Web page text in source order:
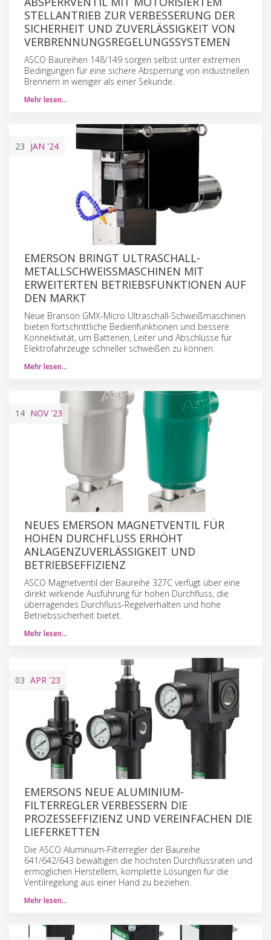
STELLANTRIEB ZUR VERBESSERUNG DER
SICHERHEIT UND ZUVERLÄSSIGKEIT VON
VERBRENNUNGSREGELUNGSSYSTEMEN
ASCO Baureihen 148/149 sorgen selbst unter extremen
Bedingungen für eine sichere Absperrung von industriellen
Brennern in weniger als einer Sekunde.
Mehr lesen…
23 JAN '24
EMERSON BRINGT ULTRASCHALL-
METALLSCHWEISSMASCHINEN MIT E
RWEITERTEN BETRIEBSFUNKTIONEN AUF D
EN MARKT
Neue Branson GMX-Micro Ultraschall-Schweißmaschinen
bieten fortschrittliche Bedienfunktionen und bessere
Konnektivität, um Batterien, Leiter und Abschlüsse für
Elektrofahrzeuge schneller schweißen zu können.
Mehr lesen…
14 NOV'23
NEUES EMERSON MAGNETVENTIL FÜR
HOHEN DURCHFLUSS ERHÖHT
ANLAGENZUVERLÄSSIGKEIT UND
BETRIEBSEFFIZIENZ
ASCO Magnetventil der Baureihe 327C verfügt über eine
direkt wirkende Ausführung für hohen Durchfluss, die
überragendes Durchfluss-Regelverhalten und hohe
Betriebssicherheit bietet.
Mehr lesen…
03 APR '23
EMERSONS NEUE ALUMINIUM-
FILTERREGLER VERBESSERN DIE
PROZESSEFFIZIENZ UND VEREINFACHEN DIE
LIEFERKETTEN
Die ASCO Aluminium-Filterregler der Baureihe
641/642/643 bewältigen die höchsten Durchflussraten und
ermöglichen Herstellern, komplette Lösungen für die
Ventilregelung aus einer Hand zu beziehen.
Mehr lesen…